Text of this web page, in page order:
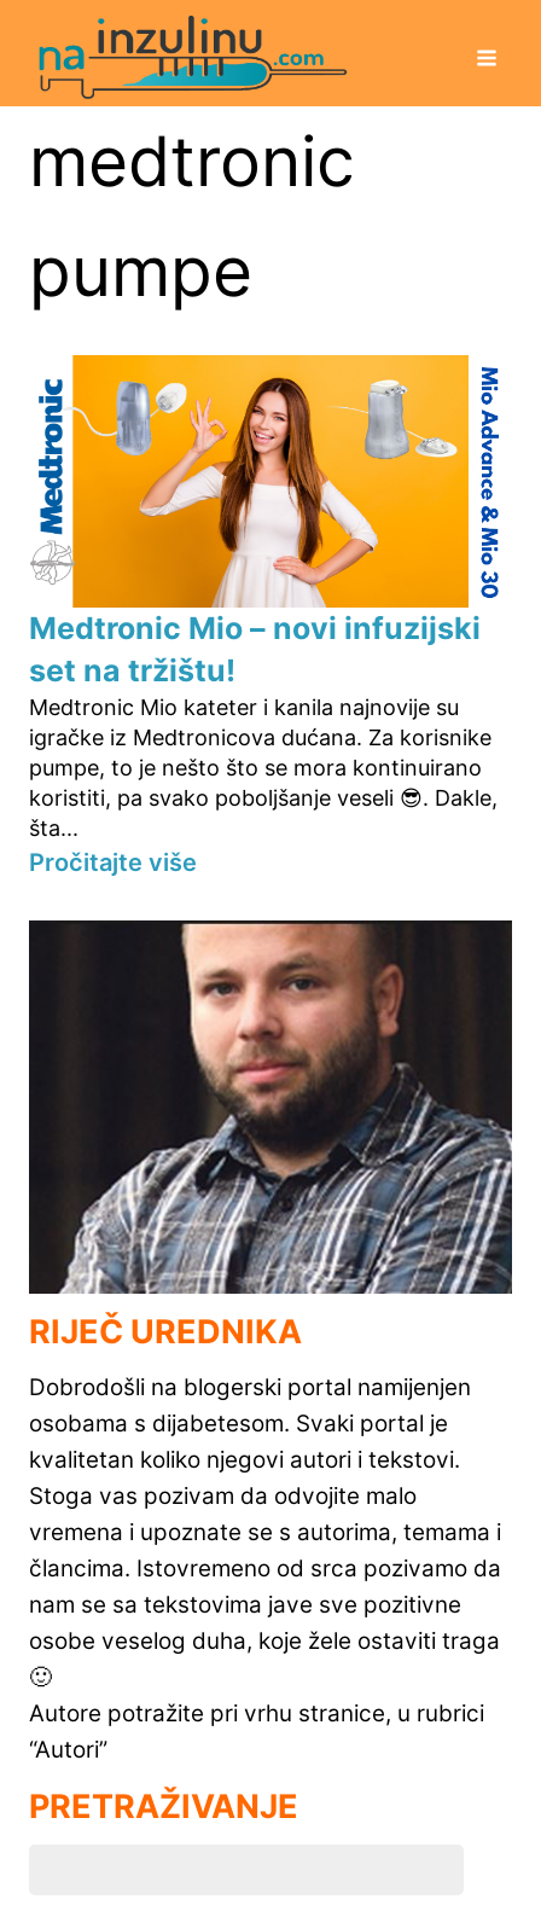
medtronic
pumpe
Medtronic Mio – novi infuzijski
set na tržištu!
Medtronic Mio kateter i kanila najnovije su
igračke iz Medtronicova dućana. Za korisnike
pumpe, to je nešto što se mora kontinuirano
koristiti, pa svako poboljšanje veseli 😎. Dakle,
šta...
Pročitajte više
RIJEČ UREDNIKA
Dobrodošli na blogerski portal namijenjen
osobama s dijabetesom. Svaki portal je
kvalitetan koliko njegovi autori i tekstovi.
Stoga vas pozivam da odvojite malo
vremena i upoznate se s autorima, temama i
člancima. Istovremeno od srca pozivamo da
nam se sa tekstovima jave sve pozitivne
osobe veselog duha, koje žele ostaviti traga
🙂
Autore potražite pri vrhu stranice, u rubrici
“Autori”
PRETRAŽIVANJE